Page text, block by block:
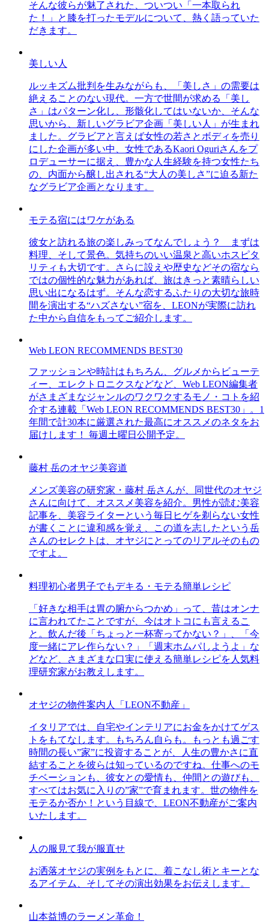
そんな彼らが魅了された、ついつい「一本取られ
た！」と膝を打ったモデルについて、熱く語っていた
だきます。
美しい人
ルッキズム批判を生みながらも、「美しさ」の需要は
絶えることのない現代。一方で世間が求める「美し
さ」はパターン化し、形骸化してはいないか、そんな
思いから、新しいグラビア企画「美しい人」が生まれ
ました。グラビアと言えば女性の若さとボディを売り
にした企画が多い中、女性であるKaori Oguriさんをプ
ロデューサーに据え、豊かな人生経験を持つ女性たち
の、内面から醸し出される“大人の美しさ”に迫る新た
なグラビア企画となります。
モテる宿にはワケがある
彼女と訪れる旅の楽しみってなんでしょう？ まずは
料理、そして景色。気持ちのいい温泉と高いホスピタ
リティも大切です。さらに設えや歴史などその宿なら
ではの個性的な魅力があれば、旅はきっと素晴らしい
思い出になるはず。そんな恋するふたりの大切な旅時
間を演出する“ハズさない”宿を、LEONが実際に訪れ
た中から自信をもってご紹介します。
Web LEON RECOMMENDS BEST30
ファッションや時計はもちろん、グルメからビューテ
ィー、エレクトロニクスなどなど、Web LEON編集者
がさまざまなジャンルのワクワクするモノ・コトを紹
介する連載「Web LEON RECOMMENDS BEST30」。1
年間で計30本に厳選された最高にオススメのネタをお
届けします！ 毎週土曜日公開予定。
藤村 岳のオヤジ美容道
メンズ美容の研究家・藤村 岳さんが、同世代のオヤジ
さんに向けて、オススメ美容を紹介。男性が読む美容
記事を、美容ライターという毎日ヒゲを剃らない女性
が書くことに違和感を覚え、この道を志したという岳
さんのセレクトは、オヤジにとってのリアルそのもの
ですよ。
料理初心者男子でもデキる・モテる簡単レシピ
「好きな相手は胃の腑からつかめ」って、昔はオンナ
に言われてたことですが、今はオトコにも言えるこ
と。飲んだ後「ちょっと一杯寄ってかない？」、「今
度一緒にアレ作らない？」「週末ホムパしようよ」な
どなど、さまざまな口実に使える簡単レシピを人気料
理研究家がお教えします。
オヤジの物件案内人「LEON不動産」
イタリアでは、自宅やインテリアにお金をかけてゲス
トをもてなします。もちろん自らも。もっとも過ごす
時間の長い”家”に投資することが、人生の豊かさに直
結することを彼らは知っているのですね。仕事へのモ
チベーションも、彼女との愛情も、仲間との遊びも、
すべてはお気に入りの”家”で育まれます。世の物件を
モテるか否か！という目線で、LEON不動産がご案内
いたします。
人の服見て我が服直せ
お洒落オヤジの実例をもとに、着こなし術とキーとな
るアイテム、そしてその演出効果をお伝えします。
山本益博のラーメン革命！